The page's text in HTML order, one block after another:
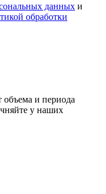
данных и
обработки
объема и периода
у наших